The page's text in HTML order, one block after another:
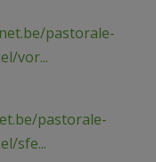
pastorale-
vor...
pastorale-
sfe...